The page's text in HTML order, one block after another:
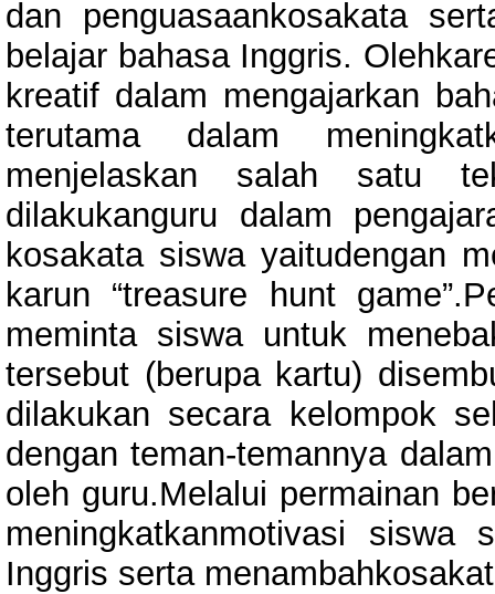
dan penguasaankosakata
belajar bahasa Inggris.
kreatif dalam mengajarkan
terutama dalam
menjelaskan salah satu
dilakukanguru dalam
kosakata siswa yaitudengan
karun “treasure hunt
meminta siswa untuk
tersebut (berupa kartu)
dilakukan secara kelompok
dengan teman-temannya
oleh guru.Melalui permainan
meningkatkanmotivasi siswa
Inggris serta